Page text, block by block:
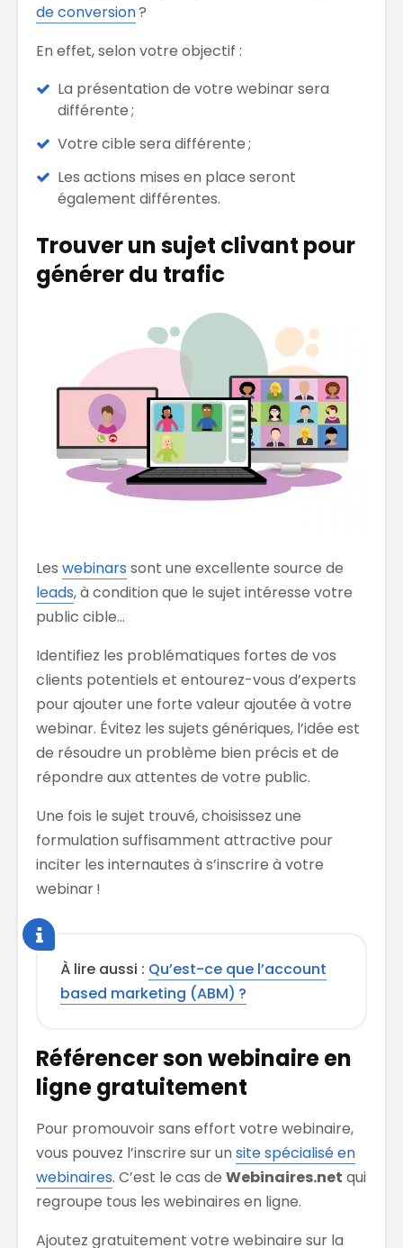
de conversion?
En effet, selon votre objectif :
La présentation de votre webinar sera
différente ;
Votre cible sera différente ;
Les actions mises en place seront
également différentes.
Trouver un sujet clivant pour
générer du trafic
Les webinars sont une excellente source de
leads, à condition que le sujet intéresse votre
public cible…
Identifiez les problématiques fortes de vos
clients potentiels et entourez-vous d’experts
pour ajouter une forte valeur ajoutée à votre
webinar. Évitez les sujets génériques, l’idée est
de résoudre un problème bien précis et de
répondre aux attentes de votre public.
Une fois le sujet trouvé, choisissez une
formulation suffisamment attractive pour
inciter les internautes à s’inscrire à votre
webinar !
À lire aussi : Qu’est-ce que l’account
based marketing (ABM) ?
Référencer son webinaire en
ligne gratuitement
Pour promouvoir sans effort votre webinaire,
vous pouvez l’inscrire sur un site spécialisé en
webinaires. C’est le cas de Webinaires.net qui
regroupe tous les webinaires en ligne.
Ajoutez gratuitement votre webinaire sur la